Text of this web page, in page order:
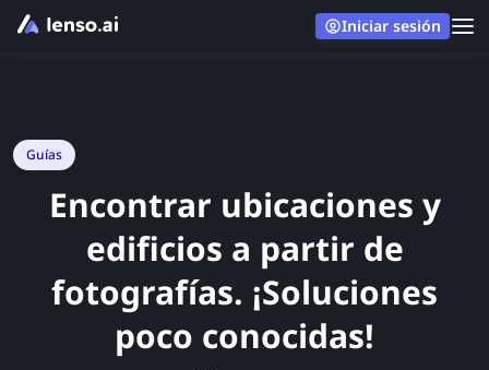
Iniciar sesión
Guías
Encontrar ubicaciones y
edificios a partir de
fotografías. ¡Soluciones
poco conocidas!